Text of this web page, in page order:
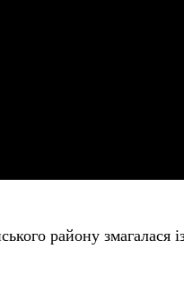
району змагалася